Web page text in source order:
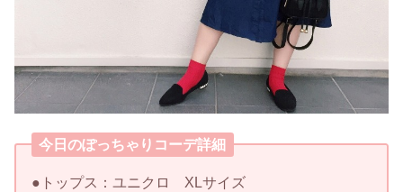
今日のぽっちゃりコーデ詳細
●トップス：ユニクロ XLサイズ